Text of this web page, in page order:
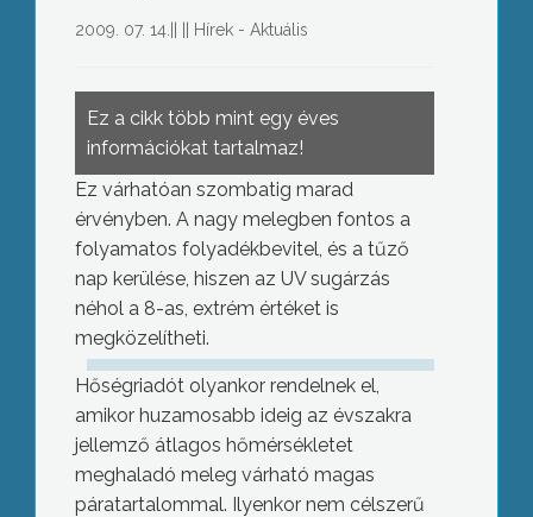
2009. 07. 14. Hírek - Aktuális
Ez a cikk több mint egy éves
információkat tartalmaz!
Ez várhatóan szombatig marad
érvényben. A nagy melegben fontos a
folyamatos folyadékbevitel, és a tűző
nap kerülése, hiszen az UV sugárzás
néhol a 8-as, extrém értéket is
megközelítheti.
Hőségriadót olyankor rendelnek el,
amikor huzamosabb ideig az évszakra
jellemző átlagos hőmérsékletet
meghaladó meleg várható magas
páratartalommal. Ilyenkor nem célszerű